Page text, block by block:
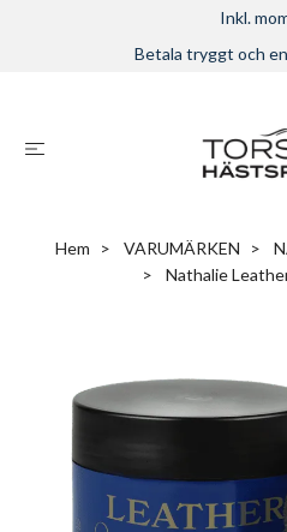
Inkl.
Betala tryggt och
Hem VARUMÄRKEN
Nathalie